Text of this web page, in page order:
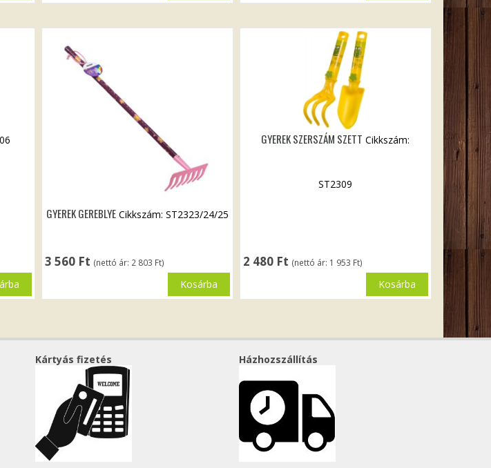
GYEREK GEREBLYE
3 560 Ft (nettó ár: 2 803 Ft)
Cikkszám: ST2323/24/25
Kosárba
GYEREK SZERSZÁM SZETT
2 480 Ft (nettó ár: 1 953 Ft)
Cikkszám:
ST2309
Kosárba
Kártyás fizetés Házhozszállítás